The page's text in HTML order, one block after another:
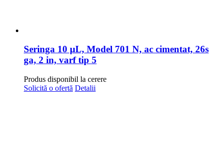
Seringa 10 μL, Model 701 N, ac cimentat, 26s
ga, 2 in, varf tip 5
Produs disponibil la cerere
Solicită o ofertă Detalii